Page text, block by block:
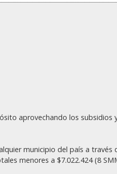
aprovechando los subsidios
municipio del país a través
menores a $7.022.424 (8